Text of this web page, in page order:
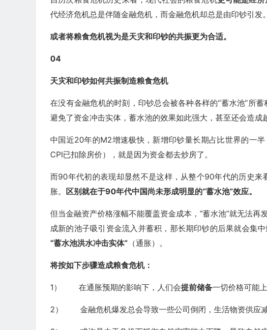
代经济危机总是伴随金融危机，而金融危机却总是由印钞引发。
或者将粮食危机视为是天灾和印钞的共振更为合适。
04
天灾和印钞如何共振制造粮食危机
在没有金融危机的时刻，印钞总会被各种各样的“蓄水池”所
避免了资金冲击实体，蓄水池的效果如此强大，甚至还会造成
中国近20年的M2增速极快，新增印钞量长期占比世界的一
CPI已扣除房价），就是因为资金都去炒房了。
而90年代初的表现却显然不是这样，从整个90年代的历史
胀。 区别就在于90年代中国尚未形成明显的“蓄水池”效应。
但当金融资产价格涨幅不能覆盖资金成本，“蓄水池”就无法再
成新的池子吸引资金流入并蓄积，那长期印钞的后果就会集
“蓄水池洪水冲击实体” （通胀）。
将按如下步骤造成粮食危机：
1） 在通胀预期的影响下，人们会提前储备一切价格可能
2） 金融危机爆发总会导致一些公司倒闭，生活物资供应减